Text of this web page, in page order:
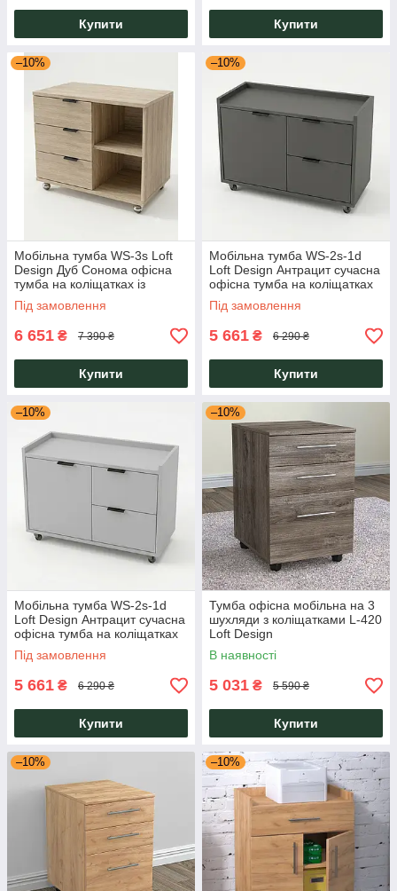
Купити Купити
–10%
Мобільна тумба WS-3s Loft
Design Дуб Сонома офісна
тумба на коліщатках із
трьома ящиками та
відкритими полицями
Під замовлення
6 651 ₴ 7 390 ₴
Купити
–10%
Мобільна тумба WS-2s-1d
Loft Design Антрацит сучасна
офісна тумба на коліщатках
із двома ящиками та
дверцятами
Під замовлення
5 661 ₴ 6 290 ₴
Купити
–10%
Мобільна тумба WS-2s-1d
Loft Design Антрацит сучасна
офісна тумба на коліщатках
із двома ящиками та
дверцятами
Під замовлення
5 661 ₴ 6 290 ₴
Купити
–10%
Тумба офісна мобільна на 3
шухляди з коліщатками L-420
Loft Design
В наявності
5 031 ₴ 5 590 ₴
Купити
–10% –10%